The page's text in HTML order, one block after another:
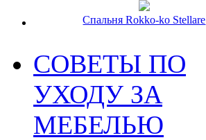
Спальня Rokko-ko Stellare
СОВЕТЫ ПО
УХОДУ ЗА
МЕБЕЛЬЮ